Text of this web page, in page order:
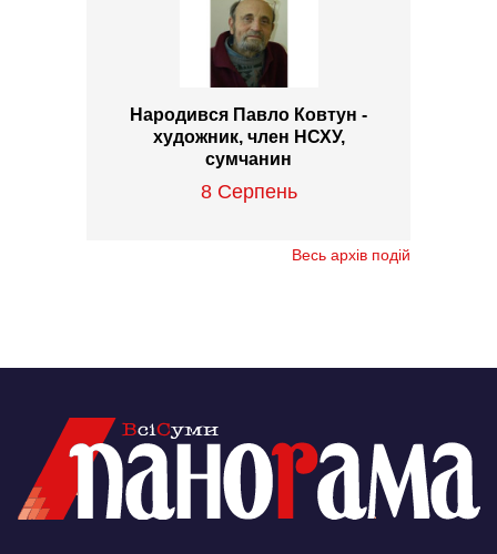
Народився Павло Ковтун -
художник, член НСХУ,
сумчанин
8 Серпень
Весь архів подій